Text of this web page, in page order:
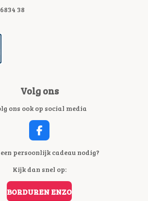
38
Volg ons
ons ook op social media
F
A
C
B
O
O
een persoonlijk cadeau nodig?
Kijk dan snel op:
BORDUREN ENZO